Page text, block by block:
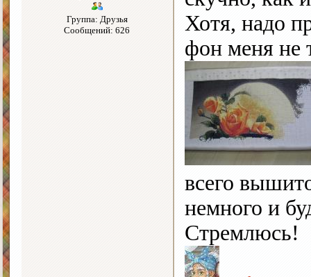
Группа: Друзья
Сообщений: 626
Хотя, надо
фон меня не
всего
немного и
Стремлюсь!